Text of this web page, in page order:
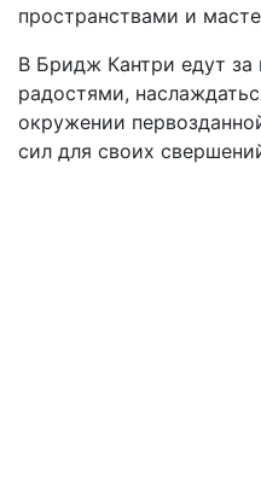
пространствами и
В Бридж Кантри едут
радостями,
окружении
сил для своих